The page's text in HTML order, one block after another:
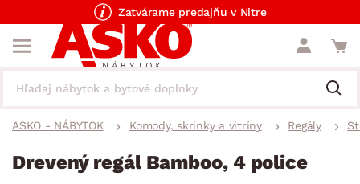
Zatvárame predajňu v Nitre
ASKO - NÁBYTOK Komody, skrinky a vitríny Regály
Drevený regál Bamboo, 4 police